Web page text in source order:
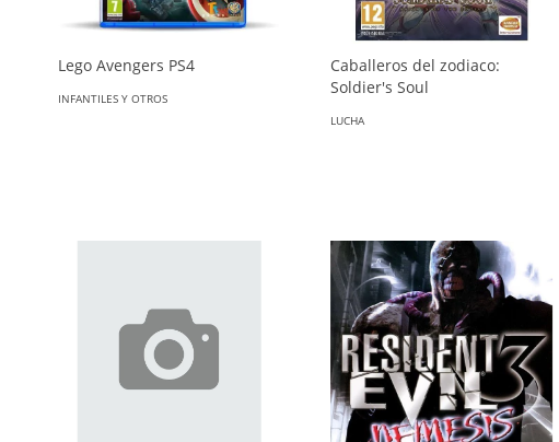
Lego Avengers PS4
INFANTILES Y OTROS
Caballeros del zodiaco:
Soldier's Soul
LUCHA